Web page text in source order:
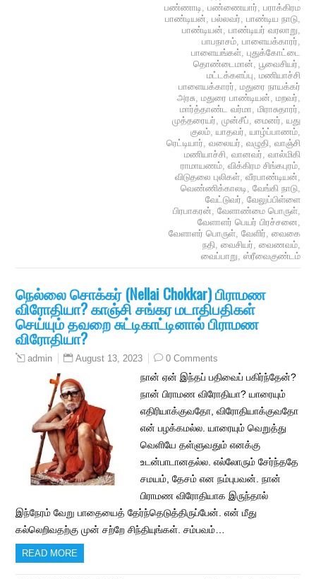
பண்ணாடி, பண்ணையார், பராக்கிரம
பாண்டியன், பல்லவர், பாண்டிய நாடு,
பாண்டியன், பாண்டியர் வரலாறு,
பாபநாசம், பாளையக்காரர்,
பாளையங்கள், புதுக்கோட்டை
தொண்டைமான், பூவைசியர்,
மட்டக்களப்பு, மணியாச்சி
பாளையக்காரர், மதுரை நாயக்கர்
அரசு, மதுரை பாண்டியன், மறவர்,
மார்த்தாண்ட வர்மா, மிராசுதாரர்,
முத்தரையர், முன்சீப், மைனர், யது
குலம், யாதவர், யாழ்ப்பாணம்,
ரெட்டியார், வலையர், வழுதி, வாஞ்சி
மணியாச்சி, வானவர், வால்மிகி
ராமாயணம், விக்கிரம சிங்கபுரம்,
விடுதலை புலிகள், வீரபாண்டியன்,
வெண்ணிக்காலடி, வேங்கி நாடு,
வேட்டுவர், வேலுப்பிள்ளை
பிரபாகரன், வேளாண்மை பொருள்,
வேளாளர் பெயர் பிரச்சனை,
வேளாளர் பொருள், வேளிர், வைகை
நதி, வைசியர், வைணவம்,
வைப்பாறு, ஸ்ரீவைகுண்டம்
நெல்லை சொக்கர் (Nellai Chokkar) பிராமண
விரோதியா? காஞ்சி சங்கர மடாதிபதிகள்
செய்யும் தவறை சுட்டிகாட்டினால் பிராமண
விரோதியா?
admin August 13, 2023 0 Comments
நான் ஏன் இந்தப் பதிவைப் பகிர்ந்தேன்?
நான் பிராமண விரோதியா? யாரையும்
எதிரியாக்குவதோ, விரோதியாக்குவதோ
என் பழக்கமல்ல. யாரையும் வெறுத்து
வெளியே தள்ளுவதும் எனக்கு
உடன்பாடானதல்ல. எல்லோரும் சேர்ந்ததே
சமயம், தேசம் என நம்புபவன். நான்
பிராமண விரோதியாக இருந்தால்
இந்நேரம் வேறு பாதையைத் தேர்ந்தெடுத்திருப்பேன். என் மீது
கல்லெறிவதற்கு முன் சற்றே சிந்தியுங்கள். சம்பவம்…
READ MORE